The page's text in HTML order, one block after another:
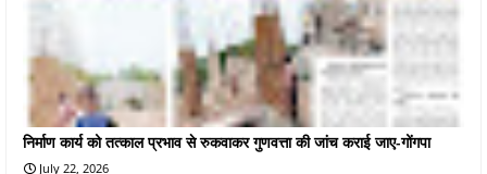
निर्माण कार्य को तत्काल प्रभाव से रुकवाकर गुणवत्ता की जांच कराई जाए-गोंगपा
July 22, 2026